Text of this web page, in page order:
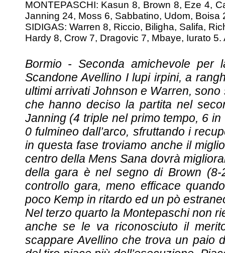
MONTEPASCHI: Kasun 8, Brown 8, Eze 4,
Janning 24, Moss 6, Sabbatino, Udom, Boisa
SIDIGAS: Warren 8, Riccio, Biligha, Salifa,
Hardy 8, Crow 7, Dragovic 7, Mbaye, Iurato 5.
Bormio - Seconda amichevole per
Scandone Avellino I lupi irpini, a
ultimi arrivati Johnson e Warren,
che hanno deciso la partita nel
Janning (4 triple nel primo tempo, 6
0 fulmineo dall’arco, sfruttando i
in questa fase troviamo anche il
centro della Mens Sana dovrà
della gara è nel segno di Brown
controllo gara, meno efficace
poco Kemp in ritardo ed un pò
Nel terzo quarto la Montepaschi non
anche se le va riconosciuto il
scappare Avellino che trova un paio